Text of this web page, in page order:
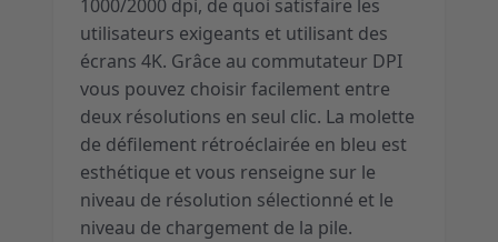
1000/2000 dpi, de quoi satisfaire les
utilisateurs exigeants et utilisant des
écrans 4K. Grâce au commutateur DPI
vous pouvez choisir facilement entre
deux résolutions en seul clic. La molette
de défilement rétroéclairée en bleu est
esthétique et vous renseigne sur le
niveau de résolution sélectionné et le
niveau de chargement de la pile.